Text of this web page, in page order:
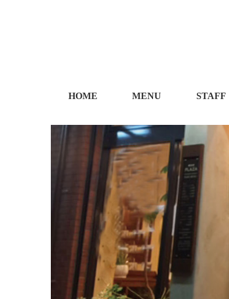
HOME MENU STAFF